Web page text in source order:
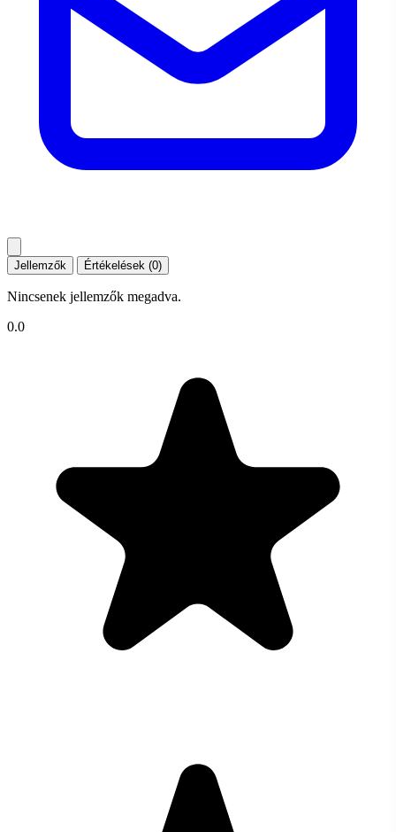
Jellemzők Értékelések (0)
Nincsenek jellemzők megadva.
0.0